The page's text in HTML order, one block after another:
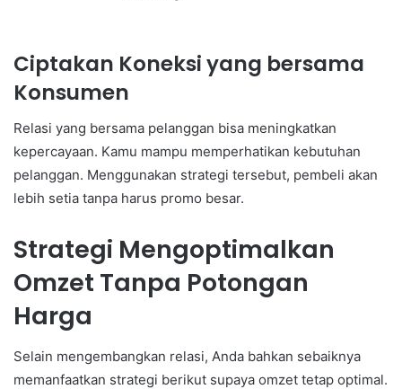
Ciptakan Koneksi yang bersama
Konsumen
Relasi yang bersama pelanggan bisa meningkatkan
kepercayaan. Kamu mampu memperhatikan kebutuhan
pelanggan. Menggunakan strategi tersebut, pembeli akan
lebih setia tanpa harus promo besar.
Strategi Mengoptimalkan
Omzet Tanpa Potongan
Harga
Selain mengembangkan relasi, Anda bahkan sebaiknya
memanfaatkan strategi berikut supaya omzet tetap optimal.